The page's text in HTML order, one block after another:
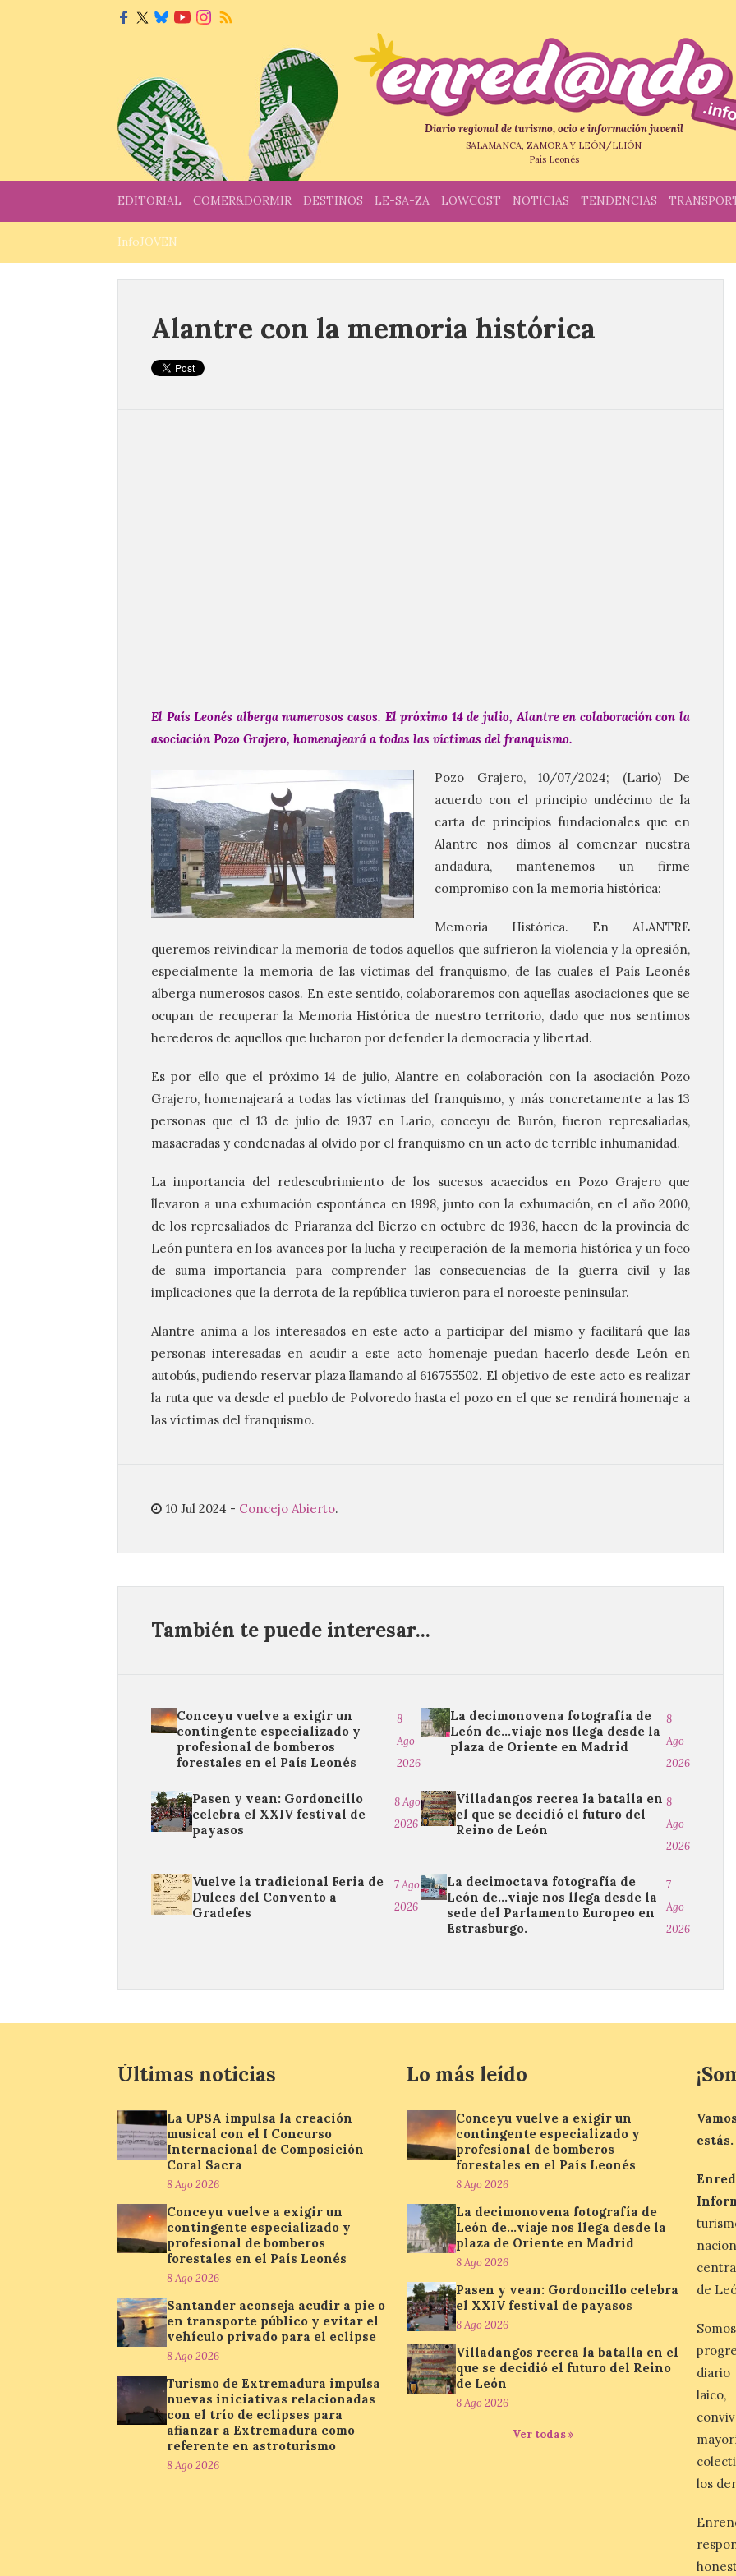
Diario regional de turismo, ocio e información juvenil
SALAMANCA, ZAMORA Y LEÓN/LLIÓN
País Leonés
EDITORIAL COMER&DORMIR DESTINOS LE-SA-ZA LOWCOST NOTICIAS TENDENCIAS
InfoJOVEN
Alantre con la memoria histórica
El País Leonés alberga numerosos casos. El próximo 14 de julio, Alantre en colaboración con la
asociación Pozo Grajero, homenajeará a todas las víctimas del franquismo.
Pozo Grajero, 10/07/2024; (Lario) De
acuerdo con el principio undécimo de la
carta de principios fundacionales que en
Alantre nos dimos al comenzar nuestra
andadura, mantenemos un firme
compromiso con la memoria histórica:
Memoria Histórica. En ALANTRE
queremos reivindicar la memoria de todos aquellos que sufrieron la violencia y la opresión,
especialmente la memoria de las víctimas del franquismo, de las cuales el País Leonés
alberga numerosos casos. En este sentido, colaboraremos con aquellas asociaciones que se
ocupan de recuperar la Memoria Histórica de nuestro territorio, dado que nos sentimos
herederos de aquellos que lucharon por defender la democracia y libertad.
Es por ello que el próximo 14 de julio, Alantre en colaboración con la asociación Pozo
Grajero, homenajeará a todas las víctimas del franquismo, y más concretamente a las 13
personas que el 13 de julio de 1937 en Lario, conceyu de Burón, fueron represaliadas,
masacradas y condenadas al olvido por el franquismo en un acto de terrible inhumanidad.
La importancia del redescubrimiento de los sucesos acaecidos en Pozo Grajero que
llevaron a una exhumación espontánea en 1998, junto con la exhumación, en el año 2000,
de los represaliados de Priaranza del Bierzo en octubre de 1936, hacen de la provincia de
León puntera en los avances por la lucha y recuperación de la memoria histórica y un foco
de suma importancia para comprender las consecuencias de la guerra civil y las
implicaciones que la derrota de la república tuvieron para el noroeste peninsular.
Alantre anima a los interesados en este acto a participar del mismo y facilitará que las
personas interesadas en acudir a este acto homenaje puedan hacerlo desde León en
autobús, pudiendo reservar plaza llamando al 616755502. El objetivo de este acto es realizar
la ruta que va desde el pueblo de Polvoredo hasta el pozo en el que se rendirá homenaje a
las víctimas del franquismo.
10 Jul 2024 - Concejo Abierto.
También te puede interesar...
Conceyu vuelve a exigir un
contingente especializado y
profesional de bomberos
forestales en el País Leonés
8
Ago
2026
La decimonovena fotografía de
León de…viaje nos llega desde la
plaza de Oriente en Madrid
8
Ago
2026
Pasen y vean: Gordoncillo
celebra el XXIV festival de
payasos
8 Ago
2026
Villadangos recrea la batalla en
el que se decidió el futuro del
Reino de León
8
Ago
2026
Vuelve la tradicional Feria de
Dulces del Convento a
Gradefes
7 Ago
2026
La decimoctava fotografía de
León de…viaje nos llega desde la
sede del Parlamento Europeo en
Estrasburgo.
7
Ago
2026
Últimas noticias
La UPSA impulsa la creación
musical con el I Concurso
Internacional de Composición
Coral Sacra
8 Ago 2026
Conceyu vuelve a exigir un
contingente especializado y
profesional de bomberos
forestales en el País Leonés
8 Ago 2026
Santander aconseja acudir a pie o
en transporte público y evitar el
vehículo privado para el eclipse
8 Ago 2026
Turismo de Extremadura impulsa
nuevas iniciativas relacionadas
con el trío de eclipses para
afianzar a Extremadura como
referente en astroturismo
8 Ago 2026
Lo más leído
Conceyu vuelve a exigir un
contingente especializado y
profesional de bomberos
forestales en el País Leonés
8 Ago 2026
La decimonovena fotografía de
León de…viaje nos llega desde la
plaza de Oriente en Madrid
8 Ago 2026
Pasen y vean: Gordoncillo celebra
el XXIV festival de payasos
8 Ago 2026
Villadangos recrea la batalla en el
que se decidió el futuro del Reino
de León
8 Ago 2026
Ver todas »
estás.
de
diario
los